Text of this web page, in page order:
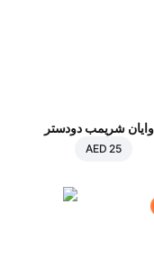
شريمب دودستر
AED 25